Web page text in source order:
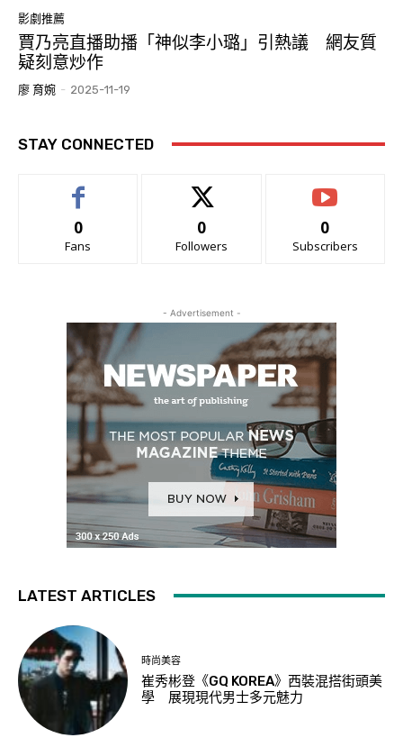
影劇推薦
賈乃亮直播助播「神似李小璐」引熱議 網友質
疑刻意炒作
廖 育婉 - 2025-11-19
STAY CONNECTED
0
Fans
0
Followers
0
Subscribers
- Advertisement -
LATEST ARTICLES
時尚美容
崔秀彬登《GQ KOREA》西裝混搭街頭美
學 展現現代男士多元魅力